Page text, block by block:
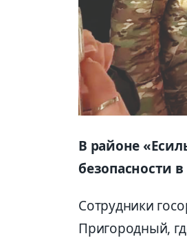
В районе
безопасности
Сотрудники
Пригородный,